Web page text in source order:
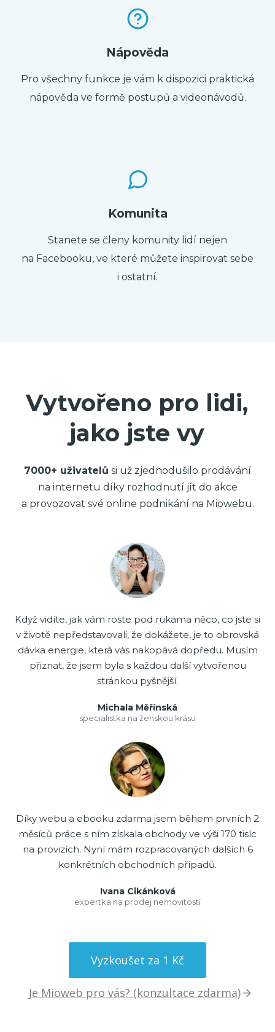
Nápověda
Pro všechny funkce je vám k dispozici praktická
nápověda ve formě postupů a videonávodů.
Komunita
Stanete se členy komunity lidí nejen
na Facebooku, ve které můžete inspirovat sebe
i ostatní.
Vytvořeno pro lidi,
jako jste vy
7000+ uživatelů si už zjednodušilo prodávání
na internetu díky rozhodnutí jít do akce
a provozovat své online podnikání na Miowebu.
Když vidíte, jak vám roste pod rukama něco, co jste si
v životě nepředstavovali, že dokážete, je to obrovská
dávka energie, která vás nakopává dopředu. Musím
přiznat, že jsem byla s každou další vytvořenou
stránkou pyšnější.
Michala Měřínská
specialistka na ženskou krásu
Díky webu a ebooku zdarma jsem během prvních 2
měsíců práce s ním získala obchody ve výši 170 tisíc
na provizích. Nyní mám rozpracovaných dalších 6
konkrétních obchodních případů.
Ivana Cikánková
expertka na prodej nemovitostí
Vyzkoušet za 1 Kč
Je Mioweb pro vás? (konzultace zdarma)